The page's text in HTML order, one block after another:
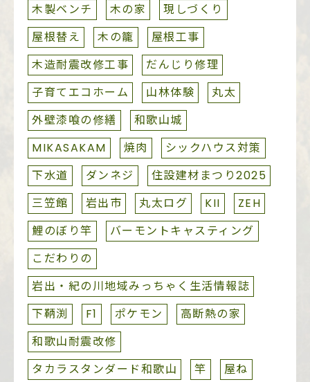
木製ベンチ
木の家
現しづくり
屋根替え
木の籠
屋根工事
木造耐震改修工事
だんじり修理
子育てエコホーム
山林体験
丸太
外壁漆喰の修繕
和歌山城
MIKASAKAM
焼肉
シックハウス対策
下水道
ダンネジ
住設建材まつり2025
三笠館
岩出市 丸太ログ KII
ZEH
鯉のぼり竿
バーモントキャスティング
こだわりの
岩出・紀の川地域みっちゃく生活情報誌
下鞆渕
F1 ポケモン
高断熱の家
和歌山耐震改修
タカラスタンダード和歌山
竿
屋ね